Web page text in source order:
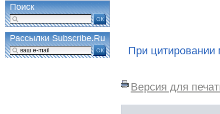
При цитировании
Версия для
Поиск
ОК
Рассылки Subscribe.Ru
ОК